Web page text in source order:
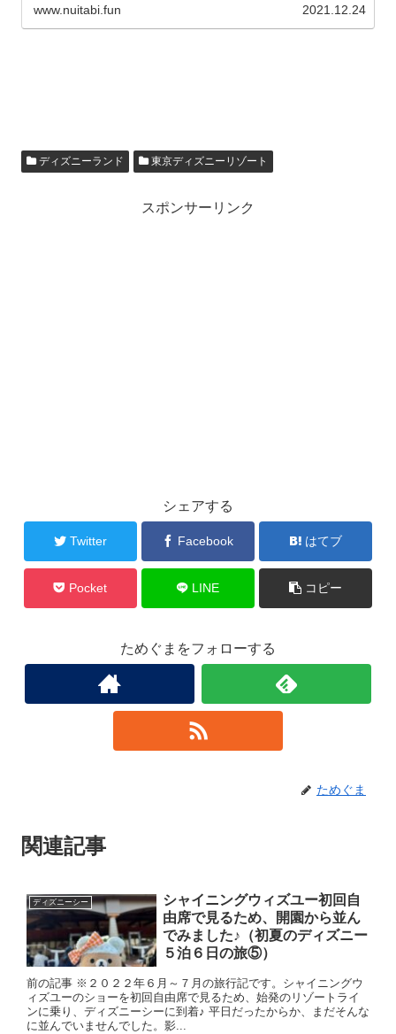
www.nuitabi.fun 2021.12.24
ディズニーランド 東京ディズニーリゾート
スポンサーリンク
シェアする
Twitter Facebook はてブ
Pocket LINE コピー
ためぐまをフォローする
ためぐま
関連記事
ディズニーシー
シャイニングウィズユー初回自
由席で見るため、開園から並ん
でみました♪（初夏のディズニー
５泊６日の旅⑤）
前の記事 ※２０２２年６月～７月の旅行記です。シャイニングウ
ィズユーのショーを初回自由席で見るため、始発のリゾートライ
ンに乗り、ディズニーシーに到着♪ 平日だったからか、まだそんな
に並んでいませんでした。影...